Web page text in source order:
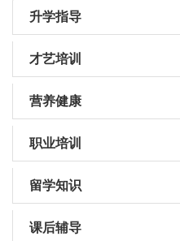
升学指导
才艺培训
营养健康
职业培训
留学知识
课后辅导